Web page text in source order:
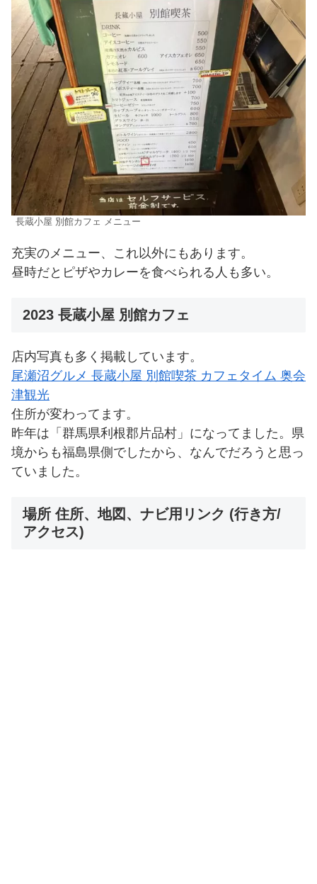
長蔵小屋 別館カフェ メニュー
充実のメニュー、これ以外にもあります。
昼時だとピザやカレーを食べられる人も多い。
2023 長蔵小屋 別館カフェ
店内写真も多く掲載しています。
尾瀬沼グルメ 長蔵小屋 別館喫茶 カフェタイム 奥会
津観光
住所が変わってます。
昨年は「群馬県利根郡片品村」になってました。県
境からも福島県側でしたから、なんでだろうと思っ
ていました。
場所 住所、地図、ナビ用リンク (行き方/
アクセス)